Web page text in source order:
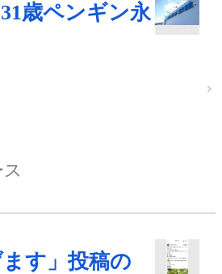
歳ペンギン永
ます」投稿の